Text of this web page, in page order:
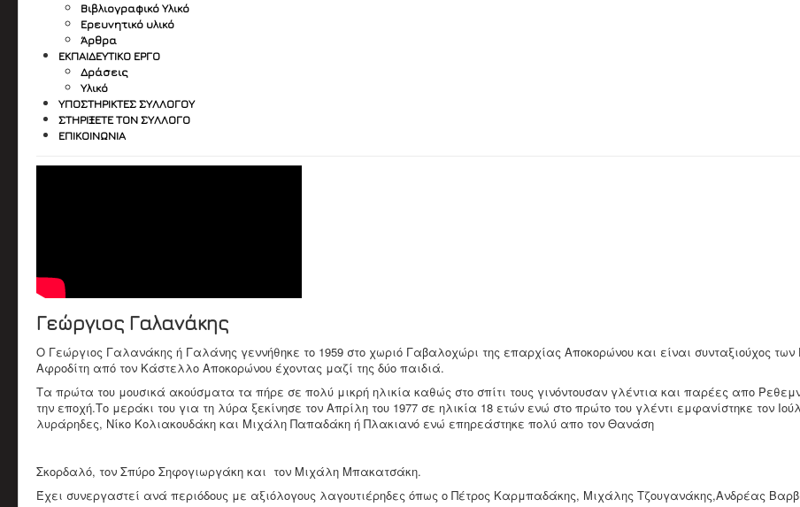
Βιβλιογραφικό Υλικό
Ερευνητικό υλικό
Άρθρα
ΕΚΠΑΙΔΕΥΤΙΚΌ ΈΡΓΟ
Δράσεις
Υλικό
ΥΠΟΣΤΗΡΙΚΤΈΣ ΣΥΛΛΌΓΟΥ
ΣΤΗΡΊΞΕΤΕ ΤΟΝ ΣΎΛΛΟΓΟ
ΕΠΙΚΟΙΝΩΝΊΑ
Γεώργιος Γαλανάκης
Ο Γεώργιος Γαλανάκης ή Γαλάνης γεννήθηκε το 1959 στο χωριό Γαβαλοχώρι της επαρχίας Αποκορώνου και είναι συνταξιούχος
Αφροδίτη από τον Κάστελλο Αποκορώνου έχοντας μαζί της δύο παιδιά.
Τα πρώτα του μουσικά ακούσματα τα πήρε σε πολύ μικρή ηλικία καθώς στο σπίτι τους γινόντουσαν γλέντια και παρέες απο
την εποχή.Το μεράκι του για τη λύρα ξεκίνησε τον Απρίλη του 1977 σε ηλικία 18 ετών ενώ στο πρώτο του γλέντι εμφανίστηκε τον
λυράρηδες, Νίκο Κολιακουδάκη και Μιχάλη Παπαδάκη ή Πλακιανό ενώ επηρεάστηκε πολύ απο τον Θανάση
Σκορδαλό, τον Σπύρο Σηφογιωργάκη και τον Μιχάλη Μπακατσάκη.
Έχει συνεργαστεί ανά περιόδους με αξιόλογους λαγουτιέρηδες όπως ο Πέτρος Καρμπαδάκης, Μιχάλης Τζουγανάκης,Ανδρέας